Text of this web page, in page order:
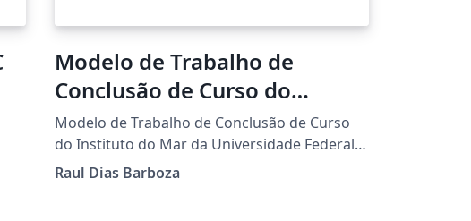
Modelo de Trabalho de
Conclusão de Curso do
Instituto do Mar da UNIFESP
Modelo de Trabalho de Conclusão de Curso
do Instituto do Mar da Universidade Federal
de São Paulo.
Raul Dias Barboza